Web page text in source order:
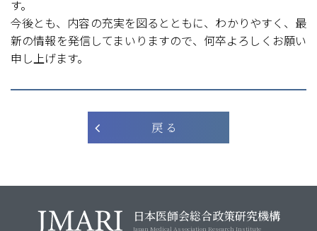
す。
今後とも、内容の充実を図るとともに、わかりやすく、最
新の情報を発信してまいりますので、何卒よろしくお願い
申し上げます。
戻 る
日本医師会総合政策研究機構
Japan Medical Association Research Institute